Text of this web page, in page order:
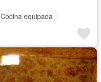
Cocina equipada